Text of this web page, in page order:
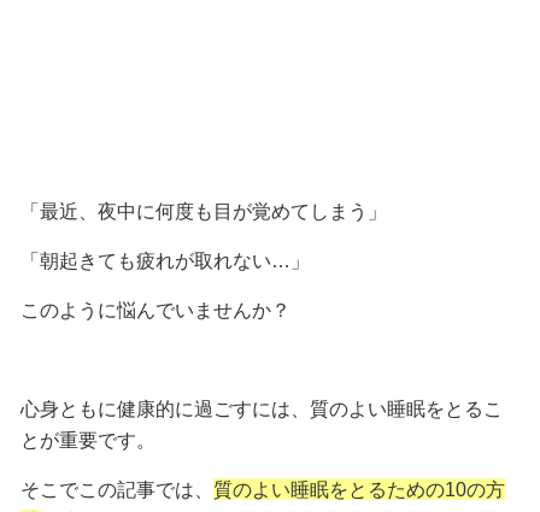
「最近、夜中に何度も目が覚めてしまう」
「朝起きても疲れが取れない…」
このように悩んでいませんか？
心身ともに健康的に過ごすには、 質のよい睡眠をとるこ
とが重要です。
そこでこの記事では、 質のよい睡眠をとるための10の方